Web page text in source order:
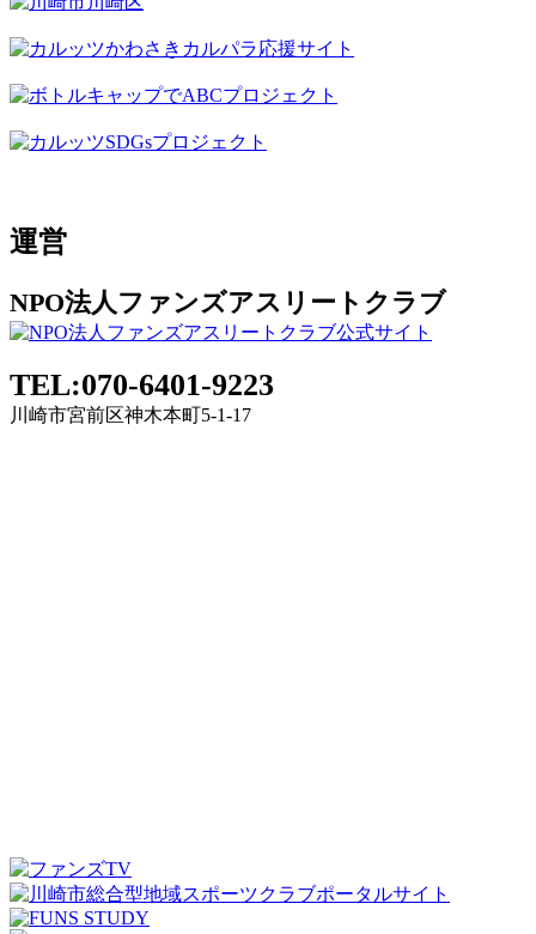
運営
NPO法人ファンズアスリートクラブ
TEL:070-6401-9223
川崎市宮前区神木本町5-1-17